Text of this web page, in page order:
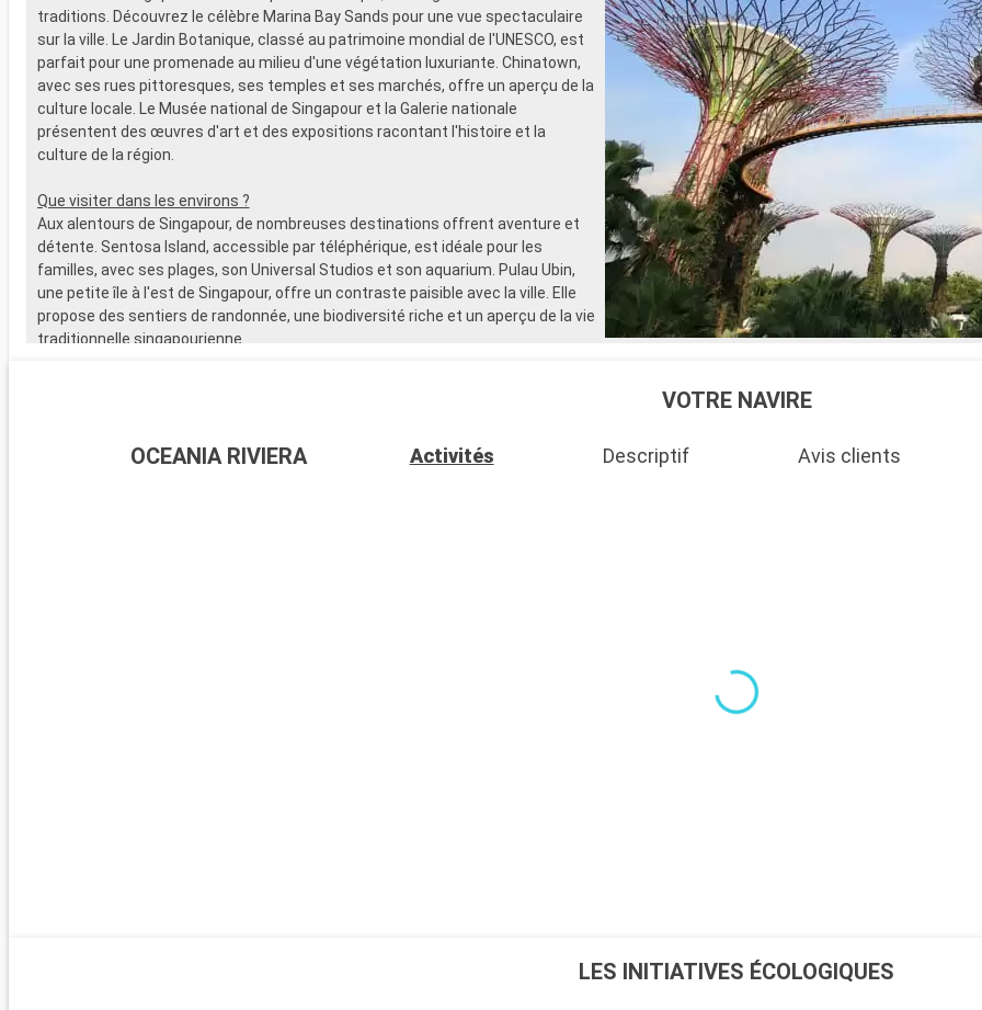
traditions. Découvrez le célèbre Marina Bay Sands pour une vue spectaculaire
sur la ville. Le Jardin Botanique, classé au patrimoine mondial de l'UNESCO, est
parfait pour une promenade au milieu d'une végétation luxuriante. Chinatown,
avec ses rues pittoresques, ses temples et ses marchés, offre un aperçu de la
culture locale. Le Musée national de Singapour et la Galerie nationale
présentent des œuvres d'art et des expositions racontant l'histoire et la
culture de la région.
Que visiter dans les environs ?
Aux alentours de Singapour, de nombreuses destinations offrent aventure et
détente. Sentosa Island, accessible par téléphérique, est idéale pour les
familles, avec ses plages, son Universal Studios et son aquarium. Pulau Ubin,
une petite île à l'est de Singapour, offre un contraste paisible avec la ville. Elle
propose des sentiers de randonnée, une biodiversité riche et un aperçu de la vie
traditionnelle singapourienne.
VOTRE NAVIRE
OCEANIA RIVIERA Activités Descriptif Avis clients
LES INITIATIVES ÉCOLOGIQUES